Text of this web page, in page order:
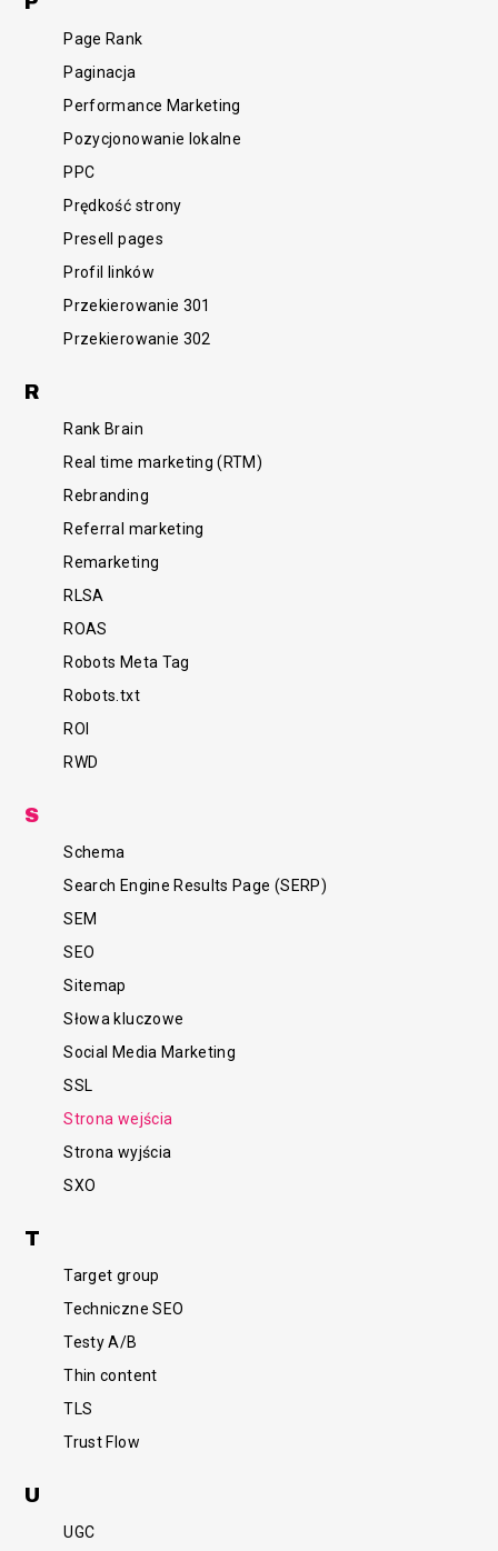
Page Rank
Paginacja
Performance Marketing
Pozycjonowanie lokalne
PPC
Prędkość strony
Presell pages
Profil linków
Przekierowanie 301
Przekierowanie 302
R
Rank Brain
Real time marketing (RTM)
Rebranding
Referral marketing
Remarketing
RLSA
ROAS
Robots Meta Tag
Robots.txt
ROI
RWD
S
Schema
Search Engine Results Page (SERP)
SEM
SEO
Sitemap
Słowa kluczowe
Social Media Marketing
SSL
Strona wejścia
Strona wyjścia
SXO
T
Target group
Techniczne SEO
Testy A/B
Thin content
TLS
Trust Flow
U
UGC